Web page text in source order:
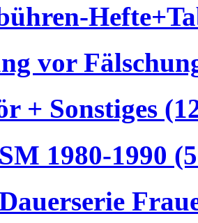
vor
+ Sonstiges
1980-1990